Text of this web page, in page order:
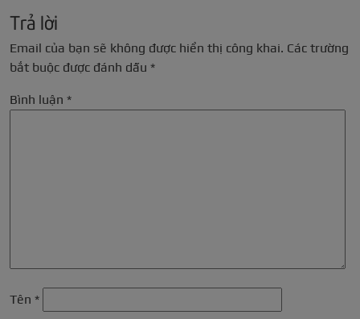
Trả lời
Email của bạn sẽ không được hiển thị công khai. Các trường
bắt buộc được đánh dấu *
Bình luận *
Tên *